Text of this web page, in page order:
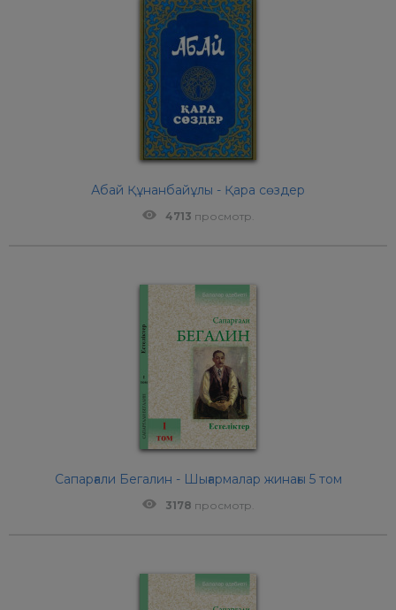
Абай Құнанбайұлы - Қара сөздер
4713 просмотр.
Сапарғали Бегалин - Шығармалар жинағы 5 том
3178 просмотр.